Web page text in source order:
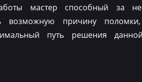
мастер способный за
возможную причину
путь решения